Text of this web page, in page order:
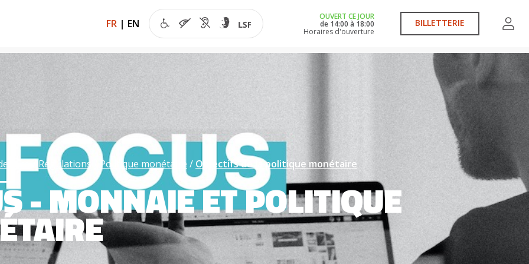
FR | EN
OUVERT CE JOUR
de 14:00 à 18:00
Horaires d'ouverture
BILLETTERIE
l’éco Régulations Politique monétaire Objectifs de la politique monétaire
- MONNAIE ET POLITIQUE